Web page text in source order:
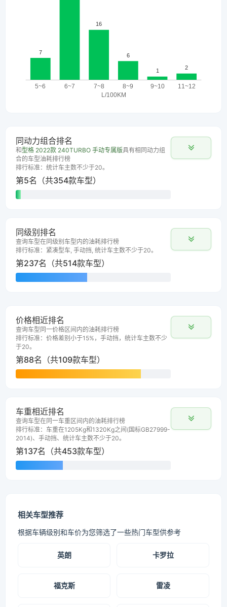
同动力组合排名
和型格 2022款 240TURBO 手动专属版具有相同动力组
合的车型油耗排行榜
排行标准：统计车主数不少于20。
第5名（共354款车型）
同级别排名
查询车型在同级别车型内的油耗排行榜
排行标准：紧凑型车, 手动挡, 统计车主数不少于20。
第237名（共514款车型）
价格相近排名
查询车型同一价格区间内的油耗排行榜
排行标准：价格差别小于15%，手动挡，统计车主数不少
于20。
第88名（共109款车型）
车重相近排名
查询车型在同一车重区间内的油耗排行榜
排行标准：车重在1205Kg和1320Kg之间(国标GB27999-
2014)、手动挡、统计车主数不少于20。
第137名（共453款车型）
相关车型推荐
根据车辆级别和车价为您筛选了一些热门车型供参考
英朗 卡罗拉
福克斯 雷凌